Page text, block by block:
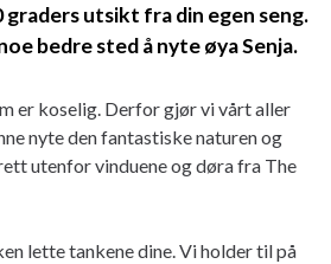
utsikt fra din egen seng.
bedre sted å nyte øya Senja.
er koselig. Derfor gjør vi vårt aller
nyte den fantastiske naturen og
utenfor vinduene og døra fra The
lette tankene dine. Vi holder til på